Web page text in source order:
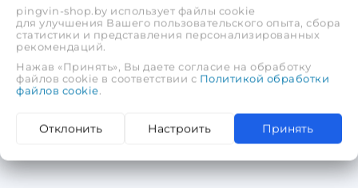
pingvin-shop.by использует файлы cookie
для улучшения Вашего пользовательского опыта, сбора
статистики и представления персонализированных
рекомендаций.
Нажав «Принять», Вы даете согласие на обработку
файлов cookie в соответствии с Политикой обработки
файлов cookie
Отклонить Настроить Принять